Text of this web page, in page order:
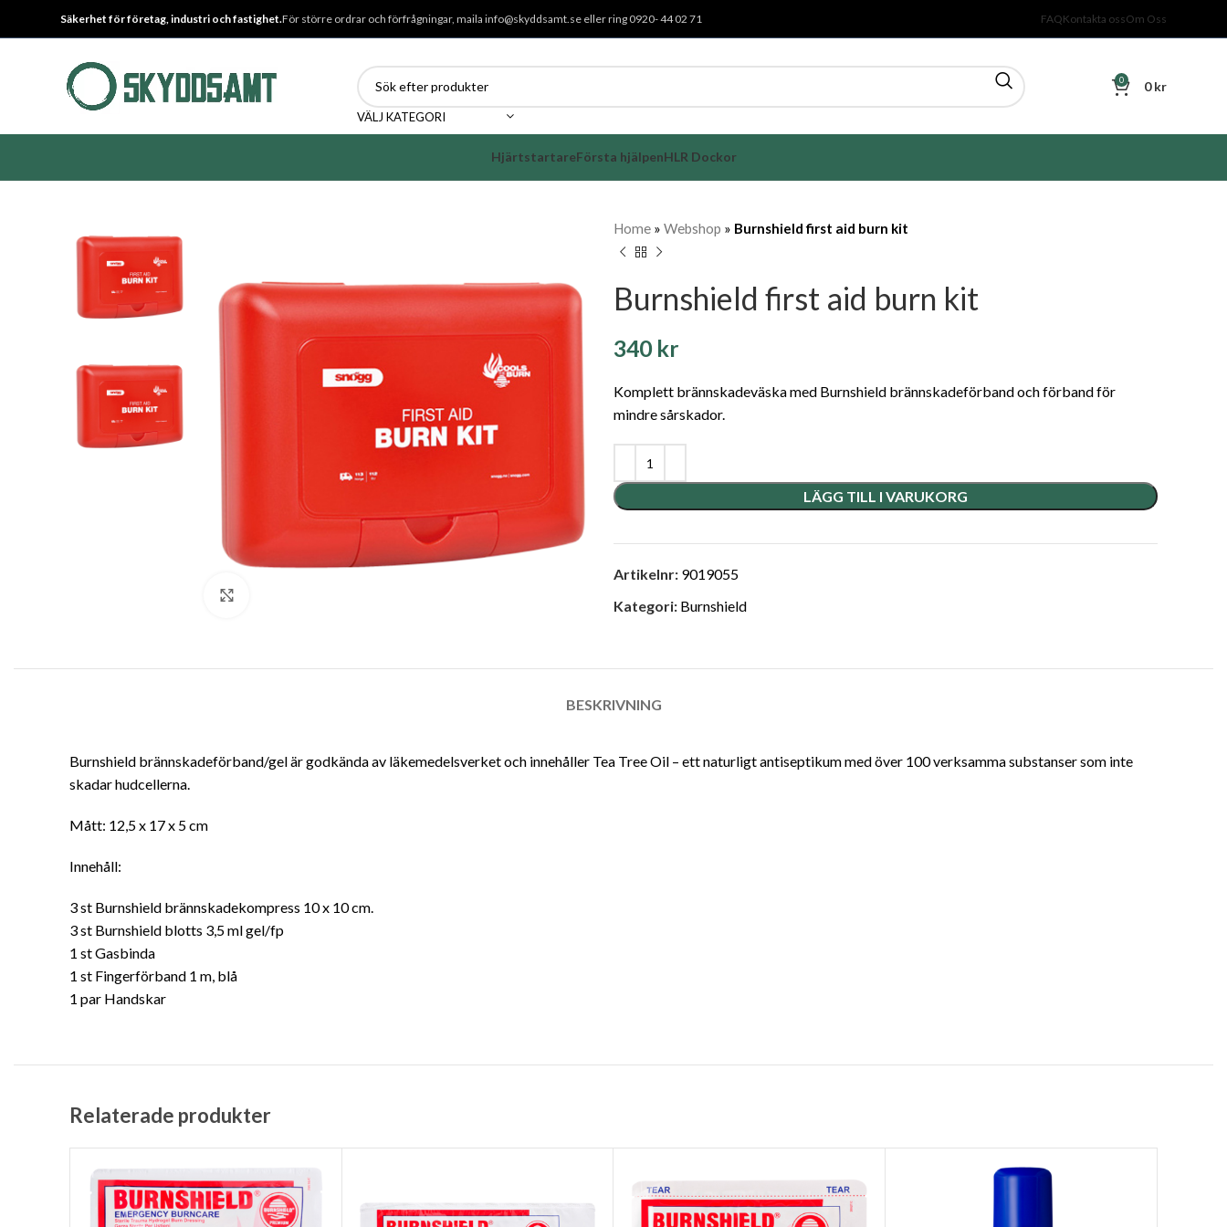
Säkerhet för företag, industri och fastighet.För större ordrar och förfrågningar, maila info@skyddsamt.se eller ring 0920- 44 02 71 FAQKontakta ossOm Oss
VÄLJ KATEGORI
0 0kr
HjärtstartareFörsta hjälpenHLR Dockor
Home » Webshop » Burnshield first aid burn kit
Burnshield first aid burn kit
340 kr
Komplett brännskadeväska med Burnshield brännskadeförband och förband för
mindre sårskador.
LÄGG TILL I VARUKORG
Artikelnr: 9019055
Kategori: Burnshield
BESKRIVNING
Burnshield brännskadeförband/gel är godkända av läkemedelsverket och innehåller Tea Tree Oil – ett naturligt antiseptikum med över 100 verksamma substanser som inte
skadar hudcellerna.
Mått: 12,5 x 17 x 5 cm
Innehåll:
3 st Burnshield brännskadekompress 10 x 10 cm.
3 st Burnshield blotts 3,5 ml gel/fp
1 st Gasbinda
1 st Fingerförband 1 m, blå
1 par Handskar
Relaterade produkter